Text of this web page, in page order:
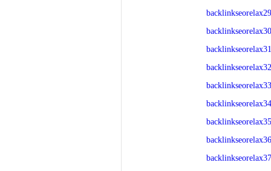
backlinkseorelax29
backlinkseorelax30
backlinkseorelax31
backlinkseorelax32
backlinkseorelax33
backlinkseorelax34
backlinkseorelax35
backlinkseorelax36
backlinkseorelax37